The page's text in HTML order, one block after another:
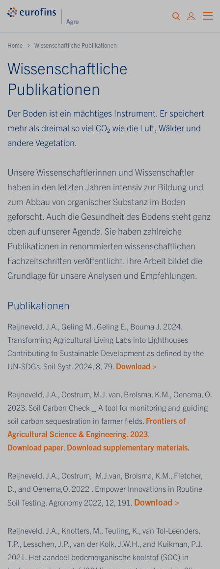
Home Wissenschaftliche Publikationen
Wissenschaftliche
Publikationen
Der Boden ist ein mächtiges Instrument. Er speichert
mehr als dreimal so viel CO₂ wie die Luft, Wälder und
andere Vegetation.
Unsere Wissenschaftlerinnen und Wissenschaftler
haben in den letzten Jahren intensiv zur Bildung und
zum Abbau von organischer Substanz im Boden
geforscht. Auch die Gesundheit des Bodens steht ganz
oben auf unserer Agenda. Sie haben zahlreiche
Publikationen in renommierten wissenschaftlichen
Fachzeitschriften veröffentlicht. Ihre Arbeit bildet die
Grundlage für unsere Analysen und Empfehlungen.
Publikationen
Reijneveld, J.A., Geling M., Geling E., Bouma J. 2024.
Transforming Agricultural Living Labs into Lighthouses
Contributing to Sustainable Development as defined by the
UN-SDGs. Soil Syst. 2024, 8, 79. Download >
Reijneveld, J.A., Oostrum, M.J. van, Brolsma, K.M., Oenema, O.
2023. Soil Carbon Check _ A tool for monitoring and guiding
soil carbon sequestration in farmer fields. Frontiers of
Agricultural Science & Engineering. 2023
Download paper Download supplementary materials.
Reijneveld, J.A., Oostrum, M.J.van, Brolsma, K.M., Fletcher,
D., and Oenema,O. 2022 . Empower Innovations in Routine
Soil Testing. Agronomy 2022, 12, 191. Download >
Reijneveld, J.A., Knotters, M., Teuling, K., van Tol-Leenders,
T.P., Lesschen, J.P., van der Kolk, J.W.H., and Kuikman, P.J.
2021. Het aandeel bodemorganische koolstof (SOC) in